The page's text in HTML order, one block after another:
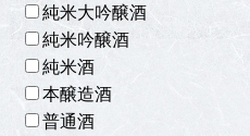
純米大吟醸酒
純米吟醸酒
純米酒
本醸造酒
普通酒